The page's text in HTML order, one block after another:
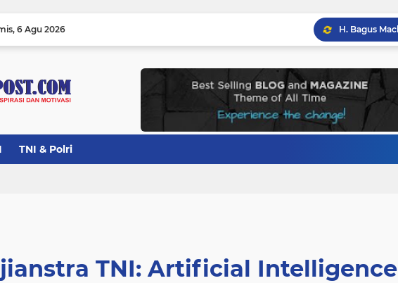
6 Agu 2026
TNI & Polri
TNI: Artificial Intelligence